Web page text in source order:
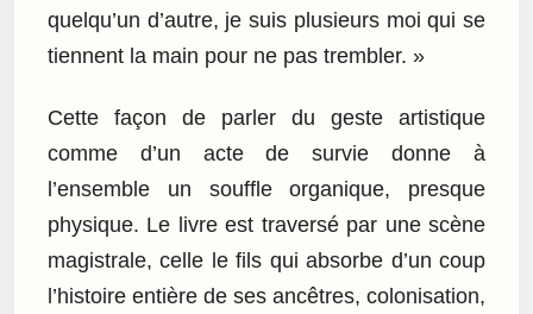
quelqu’un d’autre, je suis plusieurs moi qui se
tiennent la main pour ne pas trembler. »
Cette façon de parler du geste artistique
comme d’un acte de survie donne à
l’ensemble un souffle organique, presque
physique. Le livre est traversé par une scène
magistrale, celle le fils qui absorbe d’un coup
l’histoire entière de ses ancêtres, colonisation,